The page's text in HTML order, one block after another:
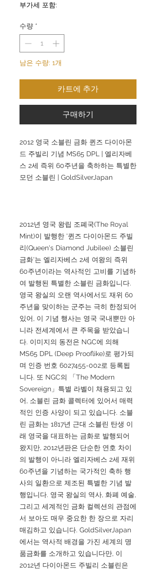
부가세 포함:
수량 *
남은 수량: 1개
카트에 추가
구매하기
2012 영국 소블린 금화 퀸즈 다이아몬
드 주빌리 기념 MS65 DPL | 엘리자베
스 2세 즉위 60주년을 축하하는 특별한
모던 소블린 | GoldSilverJapan
2012년 영국 왕립 조폐국(The Royal
Mint)이 발행한 '퀸즈 다이아몬드 주빌
리(Queen's Diamond Jubilee) 소블린
금화'는 엘리자베스 2세 여왕의 즉위
60주년이라는 역사적인 고비를 기념하
여 발행된 특별한 소블린 금화입니다.
영국 왕실의 오랜 역사에서도 재위 60
주년을 맞이하는 군주는 극히 한정되어
있어, 이 기념 행사는 영국 국내뿐만 아
니라 전세계에서 큰 주목을 받았습니
다. 이미지의 동전은 NGC에 의해
MS65 DPL (Deep Prooflike)로 평가되
며 인증 번호 6027455-002로 등록됩
니다. 또 NGC의 「The Modern
Sovereign」특별 라벨이 채용되고 있
어, 소블린 금화 콜렉터에 있어서 매력
적인 인증 사양이 되고 있습니다. 소블
린 금화는 1817년 근대 소블린 탄생 이
래 영국을 대표하는 금화로 발행되어
왔지만, 2012년판은 단순한 연호 차이
의 발행이 아니라 엘리자베스 2세 재위
60주년을 기념하는 국가적인 축하 행
사의 일환으로 제조된 특별한 기념 발
행입니다. 영국 왕실의 역사, 화폐 예술,
그리고 세계적인 금화 컬렉션의 관점에
서 보아도 매우 중요한 한 장으로 자리
매김하고 있습니다. GoldSilverJapan
에서는 역사적 배경을 가진 세계의 명
품금화를 소개하고 있습니다만, 이
2012년 다이아몬드 주빌리 소블린은